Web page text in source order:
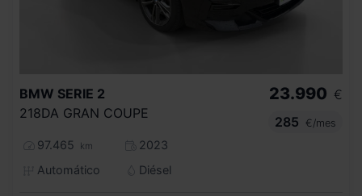
BMW SERIE 2
218DA GRAN COUPE
97.465 km
2023
Automático
Diésel
23.990 €
285
€/mes